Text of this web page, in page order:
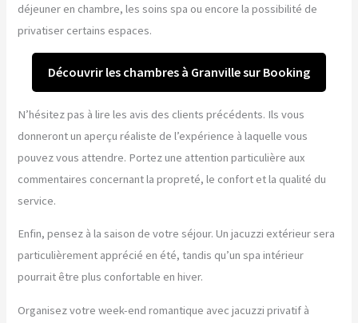
déjeuner en chambre, les soins spa ou encore la possibilité de
privatiser certains espaces.
Découvrir les chambres à Granville sur Booking
N’hésitez pas à lire les avis des clients précédents. Ils vous
donneront un aperçu réaliste de l’expérience à laquelle vous
pouvez vous attendre. Portez une attention particulière aux
commentaires concernant la propreté, le confort et la qualité du
service.
Enfin, pensez à la saison de votre séjour. Un jacuzzi extérieur sera
particulièrement apprécié en été, tandis qu’un spa intérieur
pourrait être plus confortable en hiver.
Organisez votre week-end romantique avec jacuzzi privatif à